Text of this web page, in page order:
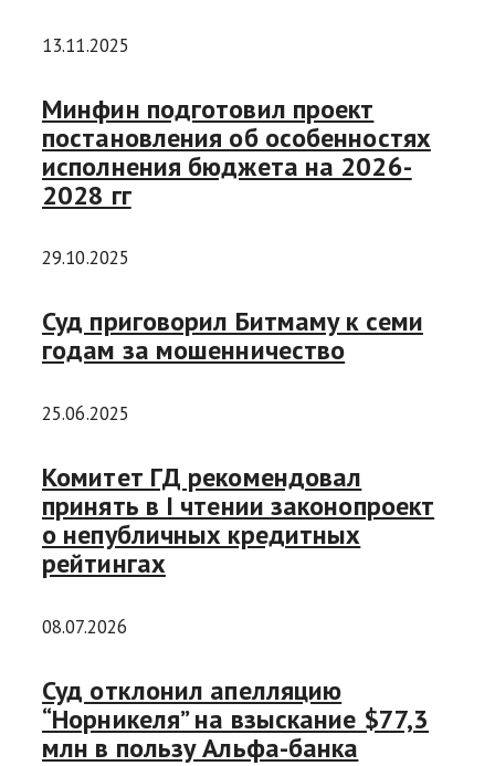
13.11.2025
Минфин подготовил проект
постановления об особенностях
исполнения бюджета на 2026-
2028 гг
29.10.2025
Суд приговорил Битмаму к семи
годам за мошенничество
25.06.2025
Комитет ГД рекомендовал
принять в I чтении законопроект
о непубличных кредитных
рейтингах
08.07.2026
Суд отклонил апелляцию
“Норникеля” на взыскание $77,3
млн в пользу Альфа-банка